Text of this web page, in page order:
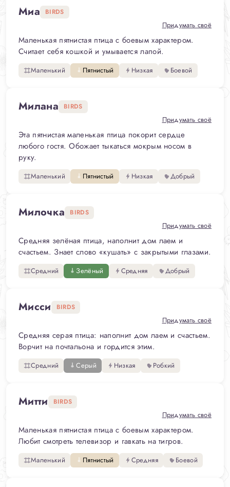
Миа BIRDS
Придумать своё
Маленькая пятнистая птица с боевым характером.
Считает себя кошкой и умывается лапой.
Маленький Пятнистый Низкая Боевой
Милана BIRDS
Придумать своё
Эта пятнистая маленькая птица покорит сердце
любого гостя. Обожает тыкаться мокрым носом в
руку.
Маленький Пятнистый Низкая Добрый
Милочка BIRDS
Придумать своё
Средняя зелёная птица, наполнит дом лаем и
счастьем. Знает слово «кушать» с закрытыми глазами.
Средний Зелёный Средняя Добрый
Мисси BIRDS
Придумать своё
Средняя серая птица: наполнит дом лаем и счастьем.
Ворчит на почтальона и гордится этим.
Средний Серый Низкая Робкий
Митти BIRDS
Придумать своё
Маленькая пятнистая птица с боевым характером.
Любит смотреть телевизор и гавкать на тигров.
Маленький Пятнистый Средняя Боевой